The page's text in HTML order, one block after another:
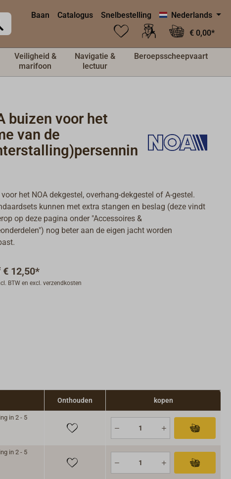
Baan Catalogus Snelbestelling
Nederlands
€ 0,00*
Veiligheid &
marifoon
Navigatie &
lectuur
Beroepsscheepvaart
buizen voor het
van de
het NOA dekgestel, overhang-dekgestel of A-gestel.
kunnen met extra stangen en beslag (deze vindt
op deze pagina onder "Accessoires &
nog beter aan de eigen jacht worden
€ 12,50*
BTW en excl. verzendkosten
Onthouden kopen
in 2 - 5
in 2 - 5